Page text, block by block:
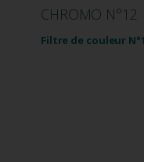
CHROMO N°12
Filtre de couleur